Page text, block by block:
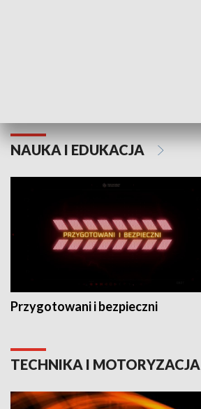
NAUKA I EDUKACJA
Przygotowani i bezpieczni
TECHNIKA I MOTORYZACJA